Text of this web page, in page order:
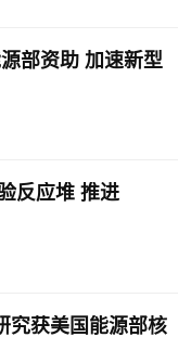
部资助 加速新型
反应堆 推进
究获美国能源部核